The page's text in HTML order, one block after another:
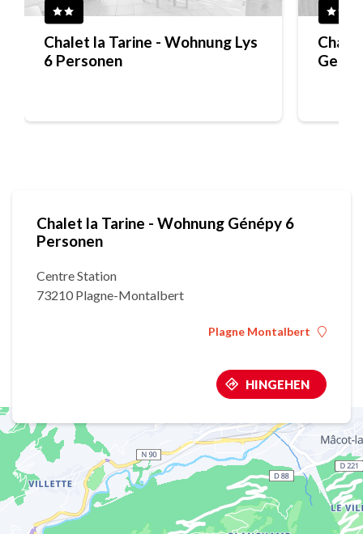
Chalet la Tarine - Wohnung Lys
6 Personen
Chalet la Tarine - Wohnung Génépy 6
Personen
Centre Station
73210 Plagne-Montalbert
Plagne Montalbert
HINGEHEN